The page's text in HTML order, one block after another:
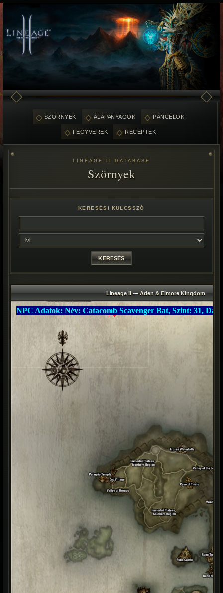
SZÖRNYEK ALAPANYAGOK PÁNCÉLOK
FEGYVEREK RECEPTEK
LINEAGE II DATABASE
Szörnyek
KERESÉSI KULCSSZÓ
Lineage II — Aden & Elmore Kingdom